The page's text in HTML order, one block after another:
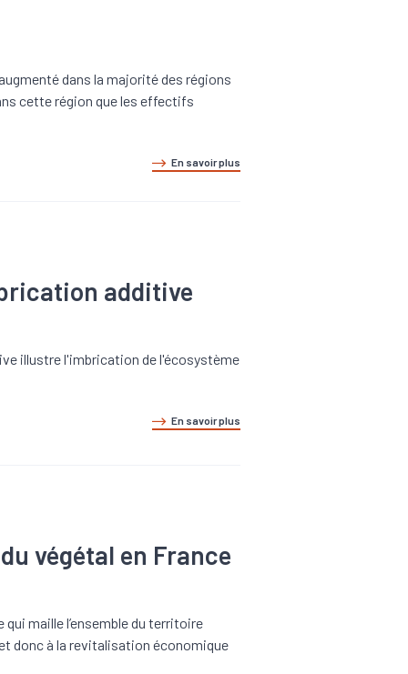
dans la majorité des régions
cette région que les effectifs
En savoir plus
additive
illustre l'imbrication de l'écosystème
En savoir plus
végétal en France
maille l’ensemble du territoire
donc à la revitalisation économique